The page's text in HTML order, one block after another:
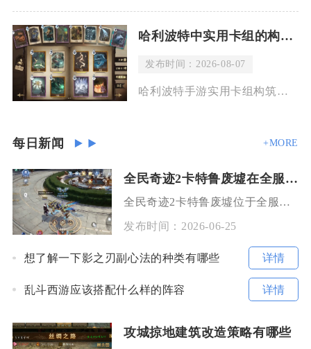
哈利波特中实用卡组的构筑方法是什么
发布时间：2026-08-07
哈利波特手游实用卡组构筑需要以回响机制为核心骨架，搭配均衡费用曲线、互补功能卡牌
每日新闻 +MORE
全民奇迹2卡特鲁废墟在全服地图的哪个位置
全民奇迹2卡特鲁废墟位于全服地图亚特兰蒂斯区域的西北侧板块，处于地图中部偏上、毗邻迷雾海岸
发布时间： 2026-06-25
想了解一下影之刃副心法的种类有哪些 详情
乱斗西游应该搭配什么样的阵容 详情
攻城掠地建筑改造策略有哪些